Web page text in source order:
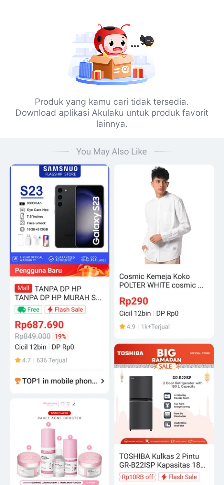
Produk yang kamu cari tidak tersedia.
Download aplikasi Akulaku untuk produk favorit
lainnya.